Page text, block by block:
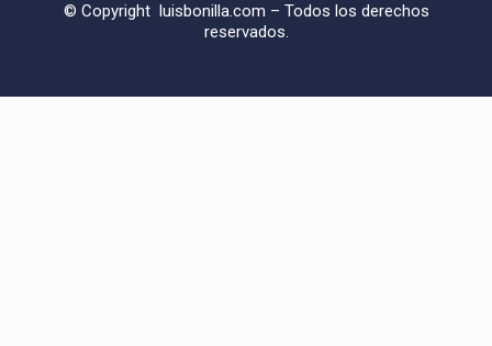
© Copyright luisbonilla.com – Todos los derechos
reservados.